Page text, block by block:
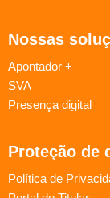
Nossas
Apontador +
SVA
Presença digital
Proteção de
Política de